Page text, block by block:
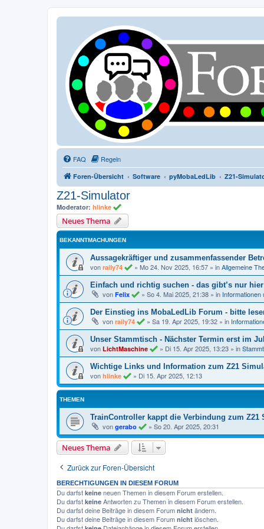
FAQ Regeln
Foren-Übersicht Software pyMobaLedLib Z21-
Z21-Simulator
Moderator: hlinke
Neues Thema
BEKANNTMACHUNGEN
Aussagekräftiger und zusammenfassender
von raily74 » Mo 24. Nov 2025, 16:57 » inAllgemeine
Einfach und richtig suchen - das gibt’s nur hier
von Felix » So 4. Mai 2025, 21:38 » in Informationen
Der Einstieg ins MobaLedLib Forum - bitte
von raily74 » Sa 19. Apr 2025, 19:32 » in
Unser Stammtisch - Nächster Termin erst im
von LichtMaschine » Di 15. Apr 2025, 13:23 » in
Wichtige Links und Information zum Z21
von hlinke » Di 15. Apr 2025, 12:13
THEMEN
TrainController kappt die Verbindung zum Z21
von gerabo » So 20. Apr 2025, 20:31
Neues Thema
Zurück zur Foren-Übersicht
BERECHTIGUNGEN IN DIESEM FORUM
Du darfst keine neuen Themen in diesem Forum erstellen.
Du darfst keine Antworten zu Themen in diesem Forum erstellen.
Du darfst deine Beiträge in diesem Forum nicht ändern.
Du darfst deine Beiträge in diesem Forum nicht löschen.